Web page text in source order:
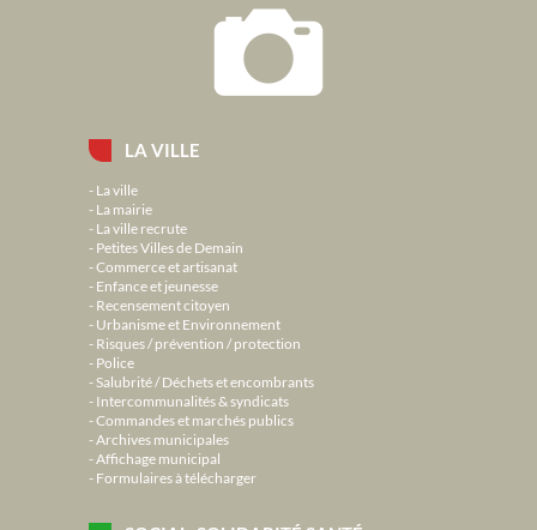
LA VILLE
La ville
La mairie
La ville recrute
Petites Villes de Demain
Commerce et artisanat
Enfance et jeunesse
Recensement citoyen
Urbanisme et Environnement
Risques / prévention / protection
Police
Salubrité / Déchets et encombrants
Intercommunalités & syndicats
Commandes et marchés publics
Archives municipales
Affichage municipal
Formulaires à télécharger